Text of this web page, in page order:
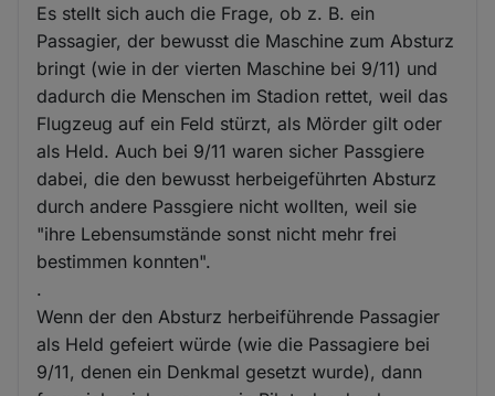
Es stellt sich auch die Frage, ob z. B. ein
Passagier, der bewusst die Maschine zum Absturz
bringt (wie in der vierten Maschine bei 9/11) und
dadurch die Menschen im Stadion rettet, weil das
Flugzeug auf ein Feld stürzt, als Mörder gilt oder
als Held. Auch bei 9/11 waren sicher Passgiere
dabei, die den bewusst herbeigeführten Absturz
durch andere Passgiere nicht wollten, weil sie
"ihre Lebensumstände sonst nicht mehr frei
bestimmen konnten".
.
Wenn der den Absturz herbeiführende Passagier
als Held gefeiert würde (wie die Passagiere bei
9/11, denen ein Denkmal gesetzt wurde), dann